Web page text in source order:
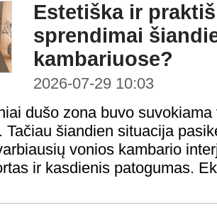
Estetiška ir
sprendimai
kambariuose?
2026-07-29 10:03
dušo zona buvo
Tačiau šiandien situacija
vonios kambario
ir kasdienis patogumas.